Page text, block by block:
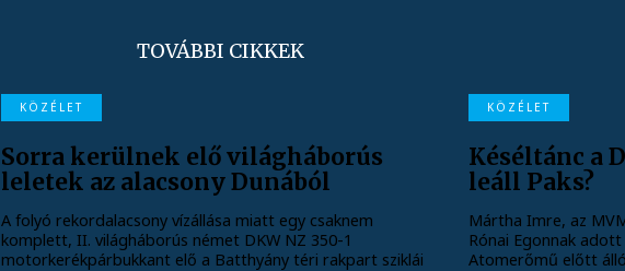
TOVÁBBI CIKKEK
KÖZÉLET
Sorra kerülnek elő világháborús
leletek az alacsony Dunából
A folyó rekordalacsony vízállása miatt egy csaknem
komplett, II. világháborús német DKW NZ 350-1
motorkerékpárbukkant elő a Batthyány téri rakpart sziklái
KÖZÉLET
Késéltánc a
leáll Paks?
Mártha Imre, az
Rónai Egonnak
Atomerőmű előtt